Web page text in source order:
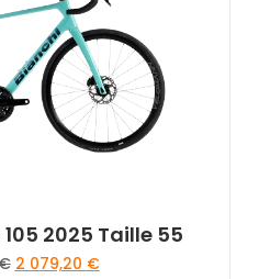
2025 Taille 55
2 079,20 €